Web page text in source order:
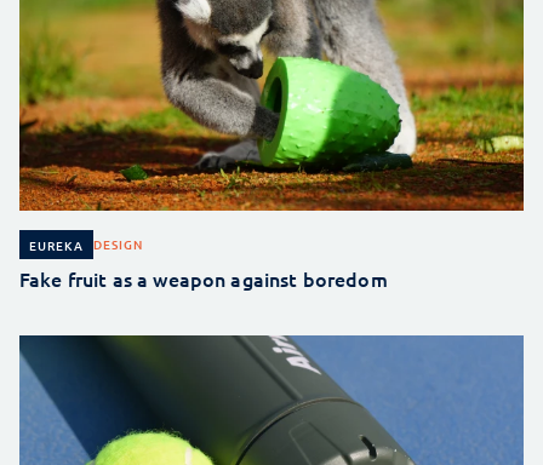
EUREKA DESIGN
Fake fruit as a weapon against boredom